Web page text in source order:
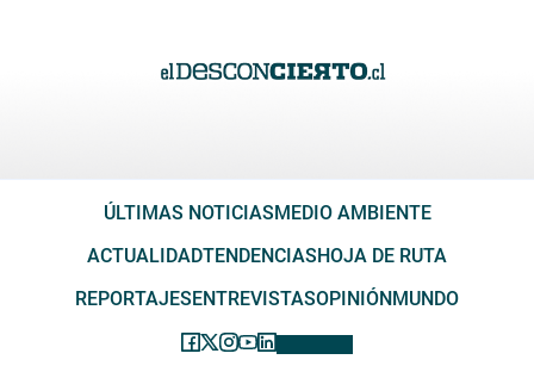
ÚLTIMAS NOTICIAS MEDIO AMBIENTE
ACTUALIDADTENDENCIAS HOJA DE RUTA
REPORTAJES ENTREVISTASOPINIÓN MUNDO